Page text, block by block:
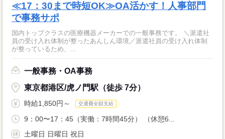
≪17：30まで時短OK≫OA活かす！人事部門
で事務サポ
国内トップクラスの医療機器メーカーでの一般事務です。 ＼派遣社
員の受け入れ体制が整ったあんしん環境／派遣社員の受け入れ体制
が整っているため、...
一般事務・OA事務
東京都港区/虎ノ門駅（徒歩 7分）
時給1,850円～ 交通費全額支給
9：00〜17：45（実働：7時間45分） （休憩6...
土曜日 日曜日 祝日